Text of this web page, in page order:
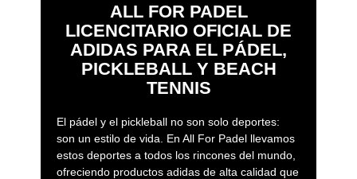
ALL FOR PADEL
LICENCITARIO OFICIAL DE
ADIDAS PARA EL PÁDEL,
PICKLEBALL Y BEACH
TENNIS
El pádel y el pickleball no son solo deportes:
son un estilo de vida. En All For Padel llevamos
estos deportes a todos los rincones del mundo,
ofreciendo productos adidas de alta calidad que